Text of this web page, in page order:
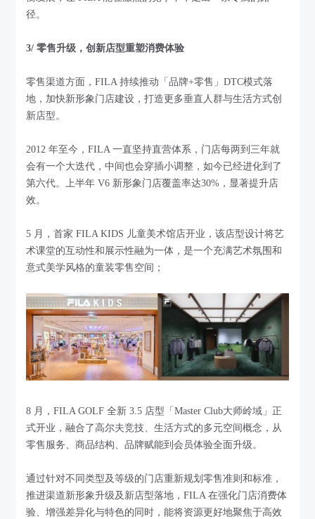
径。
3/ 零售升级，创新店型重塑消费体验
零售渠道方面，FILA 持续推动「品牌+零售」DTC模式落
地，加快新形象门店建设，打造更多垂直人群与生活方式创
新店型。
2012 年至今，FILA 一直坚持直营体系，门店每两到三年就
会有一个大迭代，中间也会穿插小调整，如今已经进化到了
第六代。上半年 V6 新形象门店覆盖率达30%，显著提升店
效。
5 月，首家 FILA KIDS 儿童美术馆店开业，该店型设计将艺
术课堂的互动性和展示性融为一体，是一个充满艺术氛围和
意式美学风格的童装零售空间；
8 月，FILA GOLF 全新 3.5 店型「Master Club大师岭域」正
式开业，融合了高尔夫竞技、生活方式的多元空间概念，从
零售服务、商品结构、品牌赋能到会员体验全面升级。
通过针对不同类型及等级的门店重新规划零售准则和标准，
推进渠道新形象升级及新店型落地，FILA 在强化门店消费体
验、增强差异化与特色的同时，能将资源更好地聚焦于高效